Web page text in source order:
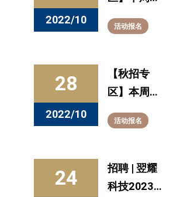
2022/10
讲 （10.31-
11.4）
活动报名
28
2022/10
【秋招专
区】本周发
布的全职信
息看这里
10.27）
活动报名
24
招聘 | 翌耀
科技2023